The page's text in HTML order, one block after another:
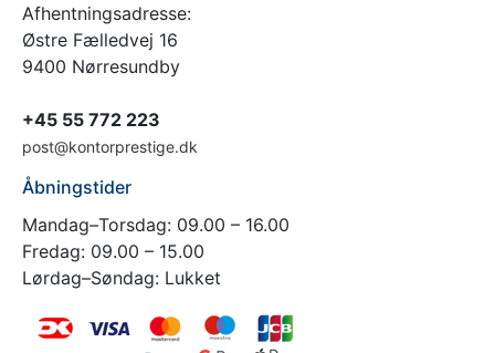
Afhentningsadresse:
Østre Fælledvej 16
9400 Nørresundby
+45 55 772 223
post@kontorprestige.dk
Åbningstider
Mandag–Torsdag: 09.00 – 16.00
Fredag: 09.00 – 15.00
Lørdag–Søndag: Lukket